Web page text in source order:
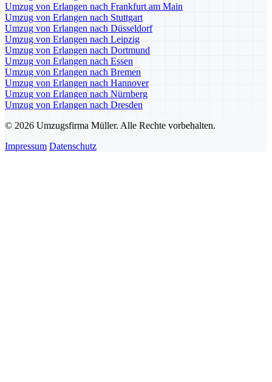
Umzug von Erlangen nach Frankfurt am Main
Umzug von Erlangen nach Stuttgart
Umzug von Erlangen nach Düsseldorf
Umzug von Erlangen nach Leipzig
Umzug von Erlangen nach Dortmund
Umzug von Erlangen nach Essen
Umzug von Erlangen nach Bremen
Umzug von Erlangen nach Hannover
Umzug von Erlangen nach Nürnberg
Umzug von Erlangen nach Dresden
© 2026 Umzugsfirma Müller. Alle Rechte vorbehalten.
Impressum Datenschutz